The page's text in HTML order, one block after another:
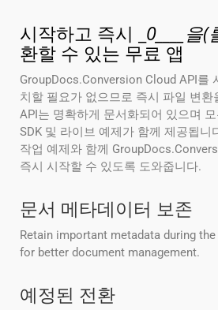
시작하고 즉시 _ 0____을
환할 수 있는 무료 앱
GroupDocs.Conversion Cloud API를
치할 필요가 없으므로 즉시 파일 변
API는 명확하게 문서화되어 있으며
SDK 및 라이브 예제가 함께 제공됩니
작업 예제와 함께
즉시 시작할 수 있도록 도와줍니다.
문서 메타데이터 보존
Retain important metadata during
for better document management.
예정된 전환